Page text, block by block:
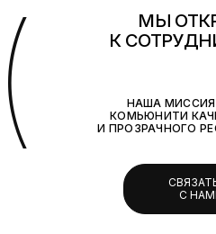
МЫ
К
НАША
КОМЬЮНИТИ
И ПРОЗРАЧНОГО
С